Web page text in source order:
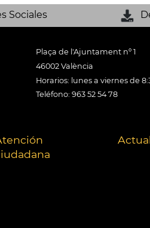
Sociales
Plaça de l'Ajuntament nº 1
46002 València
Horarios: lunes a viernes de
Teléfono: 963 52 54 78